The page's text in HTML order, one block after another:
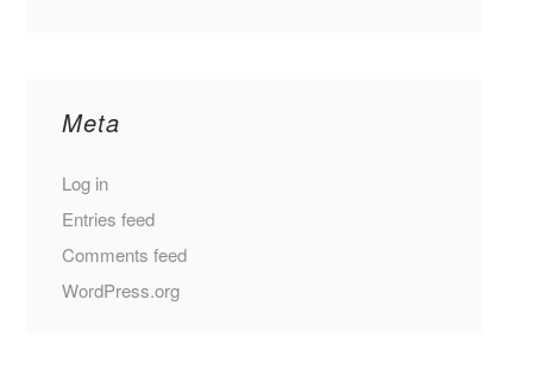
Meta
Log in
Entries feed
Comments feed
WordPress.org